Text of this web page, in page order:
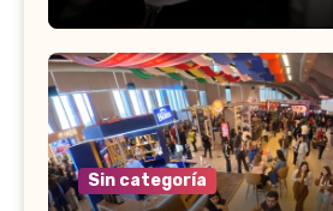
Sin categoría